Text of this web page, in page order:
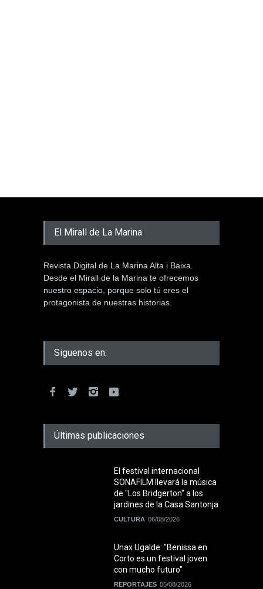
El Mirall de La Marina
Revista Digital de La Marina Alta i Baixa.
Desde el Mirall de la Marina te ofrecemos
nuestro espacio, porque solo tú eres el
protagonista de nuestras historias.
Siguenos en:
Últimas publicaciones
El festival internacional
SONAFILM llevará la música
de "Los Bridgerton" a los
jardines de la Casa Santonja
CULTURA 06/08/2026
Unax Ugalde: "Benissa en
Corto es un festival joven
con mucho futuro"
REPORTAJES 05/08/2026